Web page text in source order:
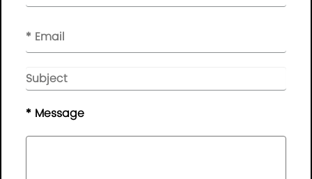
NEWSLETTER
ここにメッセージを残してください。時間内にフィードバ
© 著作権-2010-2019 :Guangdong AP Tenon Sci.&
Tech. Co., Ltd.All Rights Reserved
* Message